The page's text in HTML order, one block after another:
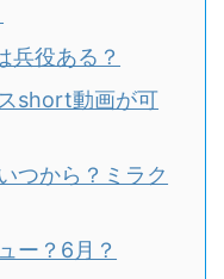
兵役ある？
short動画が可
つから？ミラク
ー？6月？